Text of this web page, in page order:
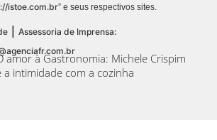
amor à Gastronomia: Michele Crispim
a intimidade com a cozinha
istoe.com.br” e seus respectivos sites.
| Assessoria de Imprensa: